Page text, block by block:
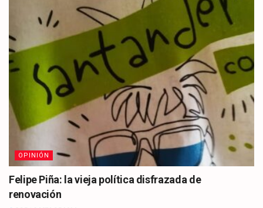
OPINIÓN
Felipe Piña: la vieja política disfrazada de
renovación